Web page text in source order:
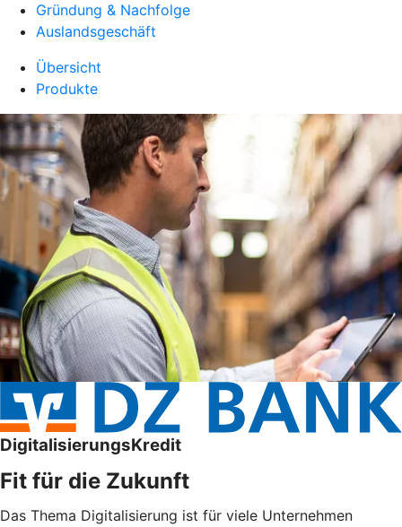
Gründung & Nachfolge
Auslandsgeschäft
Übersicht
Produkte
DigitalisierungsKredit
Fit für die Zukunft
Das Thema Digitalisierung ist für viele Unternehmen